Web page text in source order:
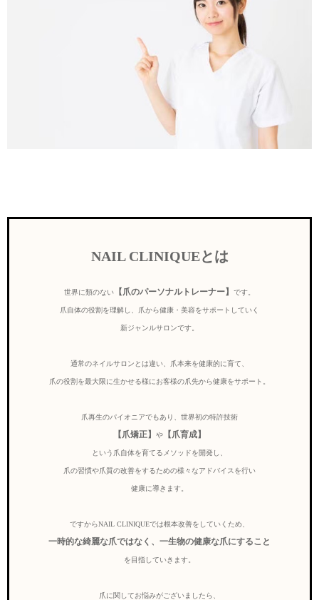
NAIL CLINIQUEとは
世界に類のない 【爪のパーソナルトレーナー】 です。
爪自体の役割を理解し、爪から健康・美容をサポートしていく
新ジャンルサロンです。
通常のネイルサロンとは違い、爪本来を健康的に育て、
爪の役割を最大限に生かせる様にお客様の爪先から健康をサポート。
爪再生のパイオニアでもあり、世界初の特許技術
【爪矯正】 や 【爪育成】
という爪自体を育てるメソッドを開発し、
爪の習慣や爪質の改善をするための様々なアドバイスを行い
健康に導きます。
ですからNAIL CLINIQUEでは根本改善をしていくため、
一時的な綺麗な爪ではなく、一生物の健康な爪にすること
を目指していきます。
爪に関してお悩みがございましたら、